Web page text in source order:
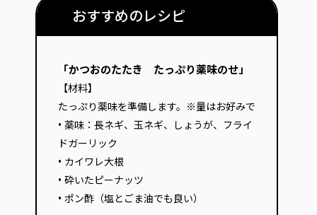
おすすめのレシピ
「かつおのたたき たっぷり薬味のせ」
【材料】
たっぷり薬味を準備します。※量はお好みで
• 薬味：長ネギ、玉ネギ、しょうが、フライ
ドガーリック
• カイワレ大根
• 砕いたピーナッツ
• ポン酢（塩とごま油でも良い）